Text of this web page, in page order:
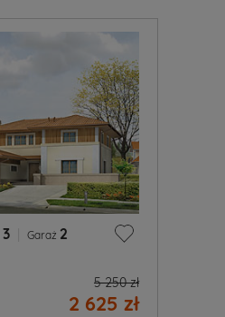
3 Garaż 2
5 250 zł
2 625 zł